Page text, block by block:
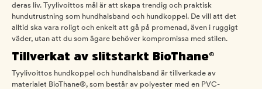
deras liv. Tyylivoittos mål är att skapa trendig och praktisk
hundutrustning som hundhalsband och hundkoppel. De vill att det
alltid ska vara roligt och enkelt att gå på promenad, även i ruggigt
väder, utan att du som ägare behöver kompromissa med stilen.
Tillverkat av slitstarkt BioThane®
Tyylivoittos hundkoppel och hundhalsband är tillverkade av
materialet BioThane®, som består av polyester med en PVC-